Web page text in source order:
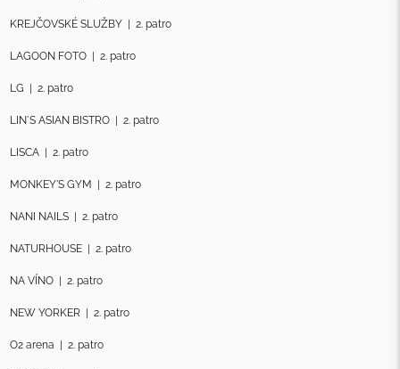
KREJČOVSKÉ SLUŽBY | 2. patro
LAGOON FOTO | 2. patro
LG | 2. patro
LIN´S ASIAN BISTRO | 2. patro
LISCA | 2. patro
MONKEY'S GYM | 2. patro
NANI NAILS | 2. patro
NATURHOUSE | 2. patro
NA VÍNO | 2. patro
NEW YORKER | 2. patro
O2 arena | 2. patro